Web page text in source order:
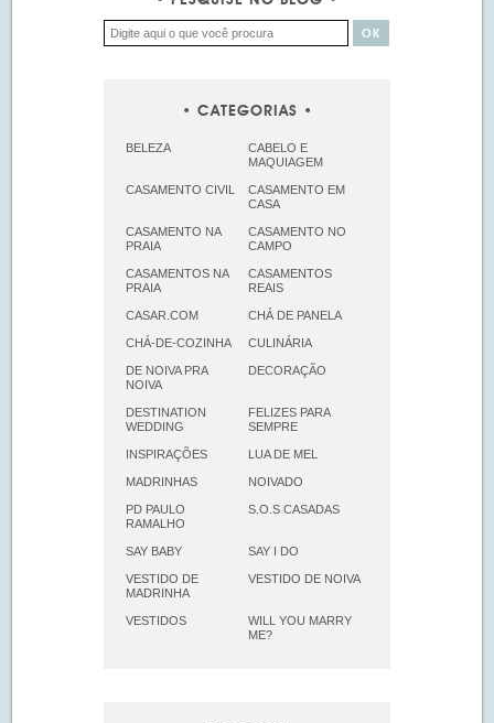
CATEGORIAS
BELEZA
CABELO E
MAQUIAGEM
CASAMENTO CIVIL
CASAMENTO EM
CASA
CASAMENTO NA
PRAIA
CASAMENTO NO
CAMPO
CASAMENTOS NA
PRAIA
CASAMENTOS
REAIS
CASAR.COM CHÁ DE PANELA
CHÁ-DE-COZINHA CULINÁRIA
DE NOIVA PRA
NOIVA
DECORAÇÃO
DESTINATION
WEDDING
FELIZES PARA
SEMPRE
INSPIRAÇÕES LUA DE MEL
MADRINHAS NOIVADO
PD PAULO
RAMALHO
S.O.S CASADAS
SAY BABY SAY I DO
VESTIDO DE
MADRINHA
VESTIDO DE NOIVA
VESTIDOS
WILL YOU MARRY
ME?